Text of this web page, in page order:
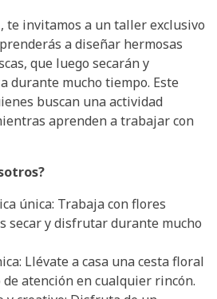
te invitamos a un taller exclusivo
a diseñar hermosas
que luego secarán y
durante mucho tiempo. Este
buscan una actividad
aprenden a trabajar con
única: Trabaja con flores
secar y disfrutar durante mucho
Llévate a casa una cesta floral
atención en cualquier rincón.